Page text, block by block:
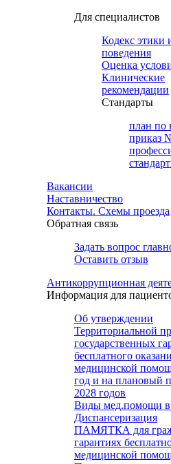
Для специалистов
Кодекс этики
поведения
Оценка
Клинические
рекомендации
Cтандарты
план по
приказ
Вакансии
Наставничество
Контакты. Схемы проезда
Обратная связь
Задать вопрос
Оставить отзыв
Антикоррупционная
Информация для
Об утверждении
Территориальной
государственных
бесплатного
медицинской
год и на плановый
2028 годов
Виды мед.помощи
Диспансеризация
ПАМЯТКА для
гарантиях
медицинской